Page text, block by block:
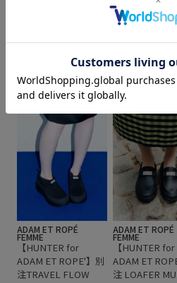
もっと見る
HUNTER for ADAM ET
ADAM ET ROPÉ
FEMME
【HUNTER for
ADAM ET ROPE'】別
注TRAVEL FLOW
ADAM ET ROPÉ
FEMME
【HUNTER for
ADAM ET
注 LOAFER